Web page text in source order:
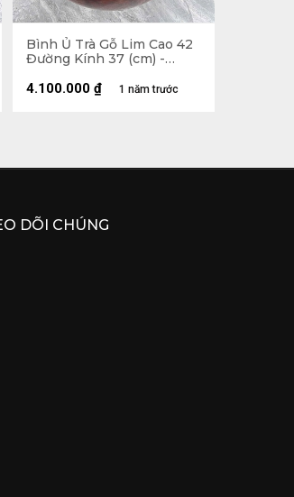
Bình Ủ Trà Gỗ Lim Cao 42
Đường Kính 37 (cm) -
1 năm trước
4.100.000 ₫
DÕI CHÚNG